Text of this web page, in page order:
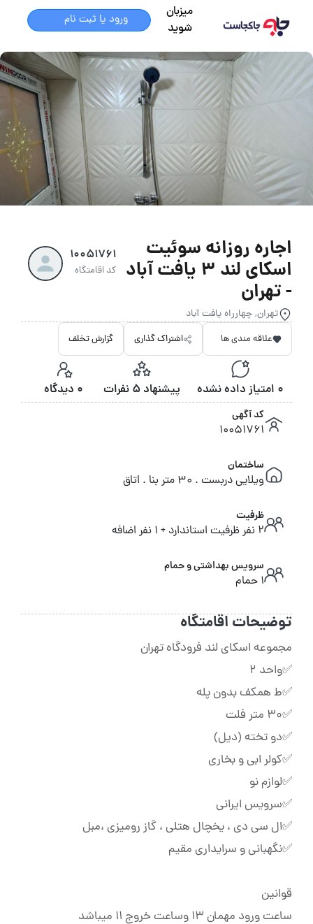
میزبان
شوید
ورود یا ثبت نام
اجاره روزانه سوئیت
اسکای لند 3 یافت آباد
- تهران
تهران, چهارراه یافت آباد
10051761
کد اقامتگاه
علاقه مندی ها اشتراک گذاری گزارش تخلف
0 امتیاز داده نشده پیشنهاد 5 نفرات 0 دیدگاه
کد آگهی
10051761
ساختمان
ویلایی دربست . 30 متر بنا . اتاق
ظرفیت
2 نفر ظرفیت استاندارد + 1 نفر اضافه
سرویس بهداشتی و حمام
1 حمام
توضیحات اقامتگاه
مجموعه اسکای لند فرودگاه تهران
✅‌واحد ۲
✅ط همکف بدون پله
✅۳۰ متر فلت
✅دو تخته (دیل)
✅کولر ابی و بخاری
✅لوازم نو
✅سرویس ایرانی
✅ال سی دی ، یخچال هتلی ، گاز رومیزی ،مبل
✅نگهبانی و سرایداری مقیم
قوانین
ساعت ورود مهمان 13 وساعت خروج 11 میباشد